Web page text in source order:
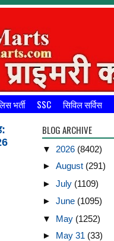
भर्ती SSC सिविल सर्विस
BLOG ARCHIVE
▼ 2026 (8402)
► August (291)
► July (1109)
► June (1095)
▼ May (1252)
► May 31 (33)